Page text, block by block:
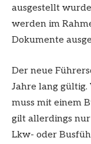
ausgestellt
werden im
Dokumente
Der neue
Jahre lang
muss mit einem
gilt allerdings
Lkw- oder